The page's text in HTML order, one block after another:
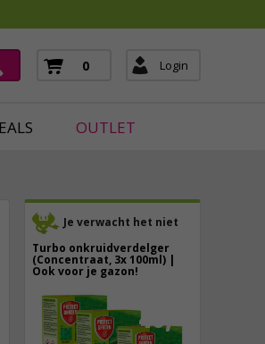
0 Login
OUTLET
Je verwacht het niet
Turbo onkruidverdelger
(Concentraat, 3x 100ml) |
Ook voor je gazon!
40,